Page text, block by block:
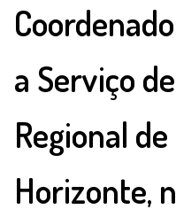
a Serviço
Regional
Horizonte,